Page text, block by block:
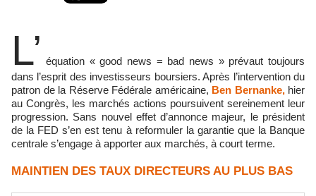
L’ équation « good news = bad news » prévaut toujours
dans l’esprit des investisseurs boursiers. Après l’intervention du
patron de la Réserve Fédérale américaine, Ben Bernanke,hier
au Congrès, les marchés actions poursuivent sereinement leur
progression. Sans nouvel effet d’annonce majeur, le président
de la FED s’en est tenu à reformuler la garantie que la Banque
centrale s’engage à apporter aux marchés, à court terme.
MAINTIEN DES TAUX DIRECTEURS AU PLUS BAS